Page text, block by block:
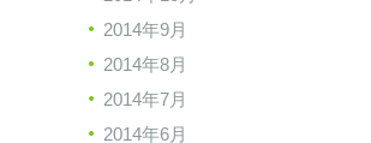
2014年9月
2014年8月
2014年7月
2014年6月